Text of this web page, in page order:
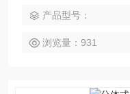
产品型号：
浏览量：931